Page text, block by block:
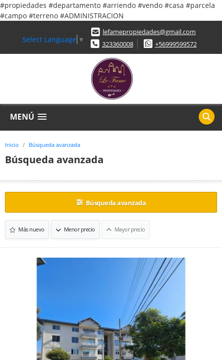
#propiedades #departamento #arriendo #vendo #casa #parcela
#campo #terreno #ADMINISTRACION
Select Language ▼
lefamepropiedades@gmail.com
323360008
+56999599572
MENÚ
Inicio Búsqueda avanzada
Búsqueda avanzada
Búsqueda avanzada
Más nuevo Menor precio Mayor precio